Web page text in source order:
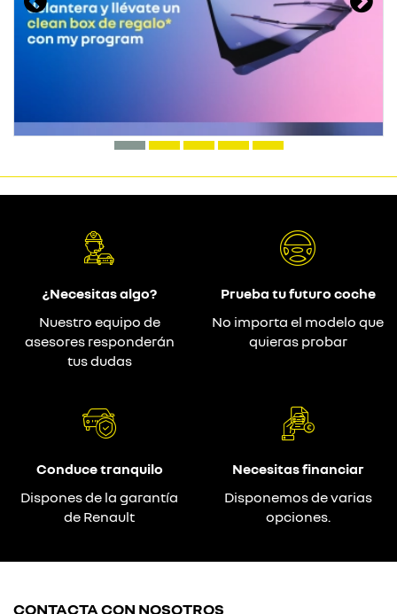
¿Necesitas algo?
Nuestro equipo de
asesores responderán
tus dudas
Prueba tu futuro coche
No importa el modelo que
quieras probar
Conduce tranquilo
Dispones de la garantía
de Renault
Necesitas financiar
Disponemos de varias
opciones.
CONTACTA CON NOSOTROS